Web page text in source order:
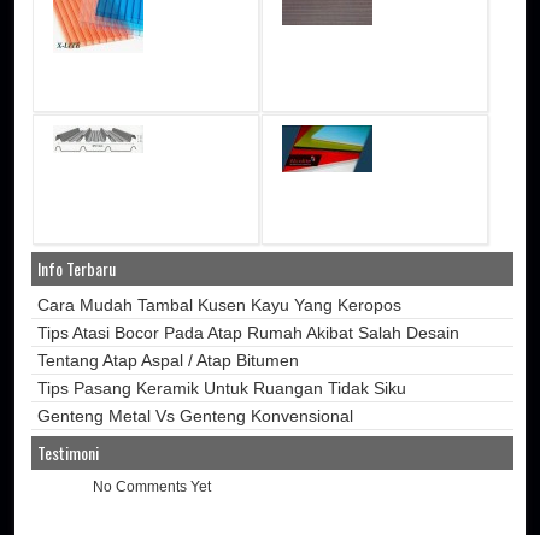
Info Terbaru
Cara Mudah Tambal Kusen Kayu Yang Keropos
Tips Atasi Bocor Pada Atap Rumah Akibat Salah Desain
Tentang Atap Aspal / Atap Bitumen
Tips Pasang Keramik Untuk Ruangan Tidak Siku
Genteng Metal Vs Genteng Konvensional
Testimoni
No Comments Yet